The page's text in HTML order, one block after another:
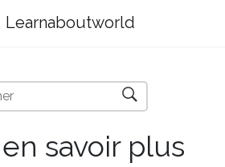
Learnaboutworld
savoir plus